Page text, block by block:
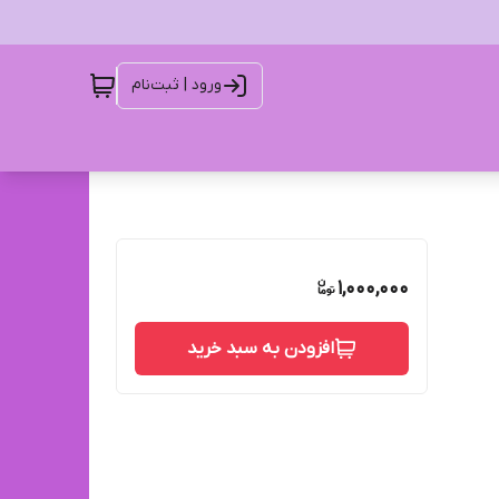
ورود | ثبت‌نام
1,000,000
افزودن به سبد خرید